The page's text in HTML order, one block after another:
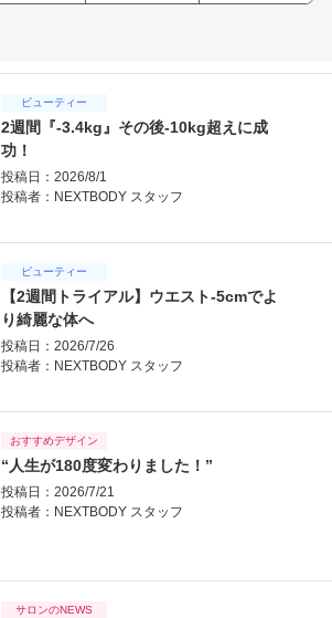
ビューティー
2週間『-3.4kg』その後-10kg超えに成
功！
投稿日：2026/8/1
投稿者： NEXTBODY スタッフ
ビューティー
【2週間トライアル】ウエスト-5cmでよ
り綺麗な体へ
投稿日：2026/7/26
投稿者： NEXTBODY スタッフ
おすすめデザイン
“人生が180度変わりました！”
投稿日：2026/7/21
投稿者： NEXTBODY スタッフ
サロンのNEWS